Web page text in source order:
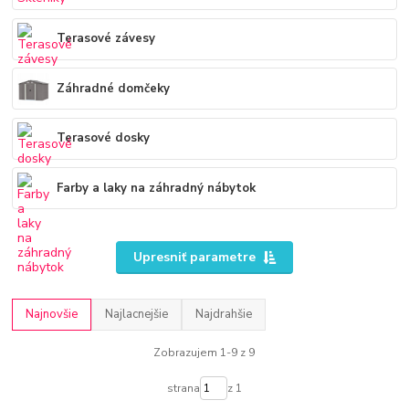
Terasové závesy
Záhradné domčeky
Terasové dosky
Farby a laky na záhradný nábytok
Upresniť parametre
Najnovšie Najlacnejšie Najdrahšie
Zobrazujem 1-9 z 9
strana z 1